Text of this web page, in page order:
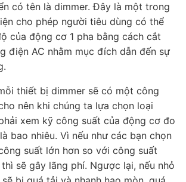
có tên là dimmer. Đây là một trong
cho phép người tiêu dùng có thể
của động cơ 1 pha bằng cách cắt
điện AC nhằm mục đích dẫn đến sự
thiết bị dimmer sẽ có một công
nên khi chúng ta lựa chọn loại
xem kỹ công suất của động cơ đo
bao nhiêu. Vì nếu như các bạn chọn
suất lớn hơn so với công suất
sẽ gây lãng phí. Ngược lại, nếu nhỏ